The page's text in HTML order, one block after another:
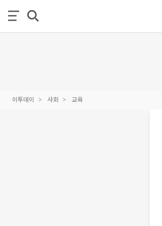
이투데이 사회 교육